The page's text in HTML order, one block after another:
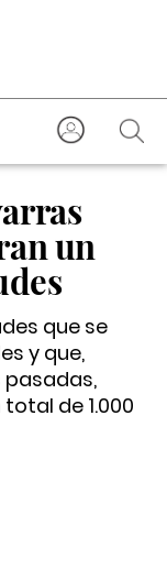
un
que se
y que,
de 1.000